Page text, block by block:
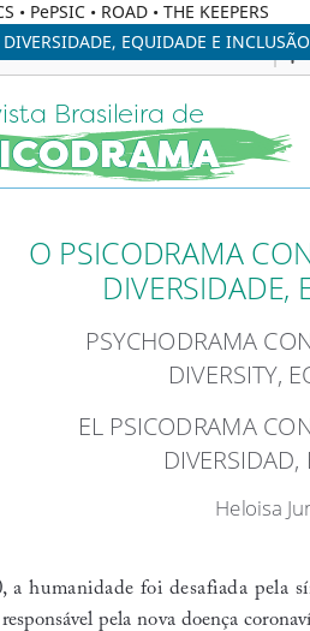
• PePSIC • ROAD • THE KEEPERS
EQUIDADE E INCLUSÃO